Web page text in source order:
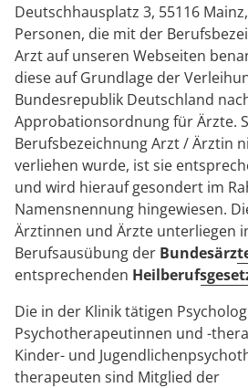
Deutschhausplatz 3, 55116 Mainz,
Personen, die mit der
Arzt auf unseren Webseiten
diese auf Grundlage der
Bundesrepublik Deutschland
Approbationsordnung für Ärzte.
Berufsbezeichnung Arzt / Ärztin
verliehen wurde, ist sie
und wird hierauf gesondert im
Namensnennung hingewiesen.
Ärztinnen und Ärzte unterliegen
Berufsausübung der
entsprechenden
Die in der Klinik tätigen
Psychotherapeutinnen und -
Kinder- und
therapeuten sind Mitglied der